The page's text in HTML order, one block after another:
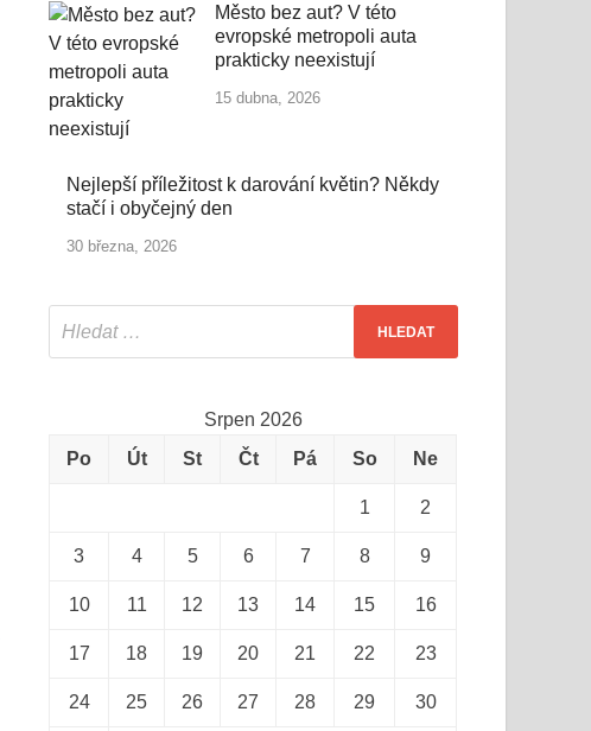
Město bez aut? V této
evropské metropoli auta
prakticky neexistují
15 dubna, 2026
Nejlepší příležitost k darování květin? Někdy
stačí i obyčejný den
30 března, 2026
Srpen 2026
Po
Út St Čt Pá So Ne
1 2
3 4 5 6 7 8 9
10 11 12 13 14 15 16
17 18 19 20 21 22 23
24 25 26 27 28 29 30